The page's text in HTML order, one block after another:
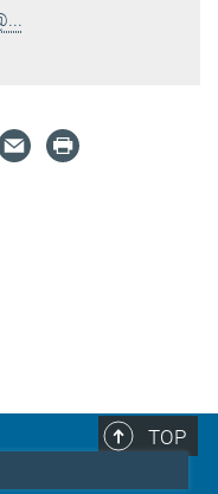
TOP